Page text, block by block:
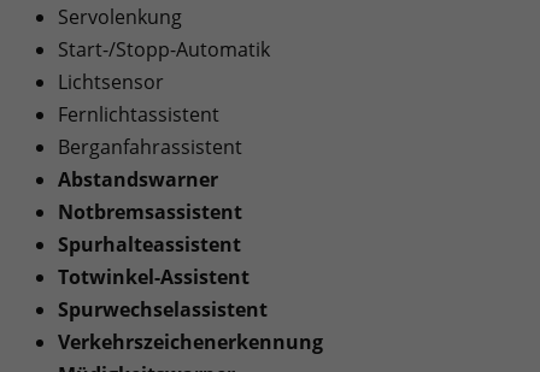
Servolenkung
Start-/Stopp-Automatik
Lichtsensor
Fernlichtassistent
Berganfahrassistent
Abstandswarner
Notbremsassistent
Spurhalteassistent
Totwinkel-Assistent
Spurwechselassistent
Verkehrszeichenerkennung